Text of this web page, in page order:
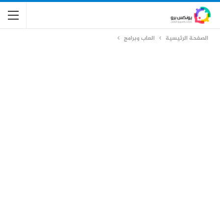
الصفحة الرئيسية العاب وبرامج